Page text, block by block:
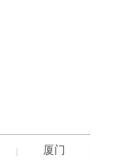
厦门